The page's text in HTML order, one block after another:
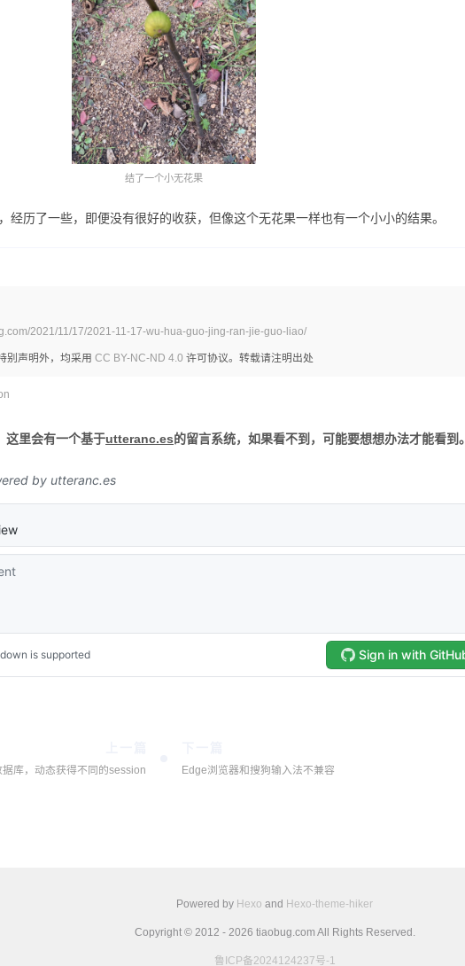
结了一个小无花果
经历了一些，即便没有很好的收获，但像这个无花果一样也有一个小小的结果。
2021/11/17/2021-11-17-wu-hua-guo-jing-ran-jie-guo-liao/
别声明外，均采用 CC BY-NC-ND 4.0 许可协议。转载请注明出处
里会有一个基于utteranc.es的留言系统，如果看不到，可能要想想办法才能看到。
库，动态获得不同的session Edge浏览器和搜狗输入法不兼容
Powered by Hexo and Hexo-theme-hiker
Copyright © 2012 - 2026 tiaobug.com All Rights Reserved.
鲁ICP备2024124237号-1